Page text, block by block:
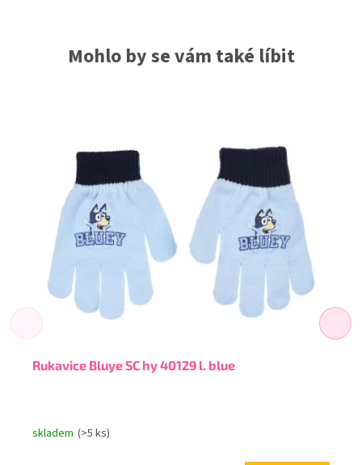
Mohlo by se vám také líbit
Rukavice Bluye SC hy 40129 l. blue
skladem (>5 ks)